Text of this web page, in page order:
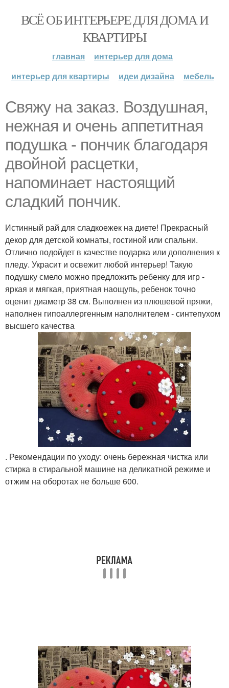
ВСЁ ОБ ИНТЕРЬЕРЕ ДЛЯ ДОМА И
КВАРТИРЫ
главная
интерьер для дома
интерьер для квартиры
идеи дизайна мебель
Свяжу на заказ. Воздушная,
нежная и очень аппетитная
подушка - пончик благодаря
двойной расцетки,
напоминает настоящий
сладкий пончик.
Истинный рай для сладкоежек на диете! Прекрасный
декор для детской комнаты, гостиной или спальни.
Отлично подойдет в качестве подарка или дополнения к
пледу. Украсит и освежит любой интерьер! Такую
подушку смело можно предложить ребенку для игр -
яркая и мягкая, приятная наощупь, ребенок точно
оценит диаметр 38 см. Выполнен из плюшевой пряжи,
наполнен гипоаллергенным наполнителем - синтепухом
высшего качества
. Рекомендации по уходу: очень бережная чистка или
стирка в стиральной машине на деликатной режиме и
отжим на оборотах не больше 600.